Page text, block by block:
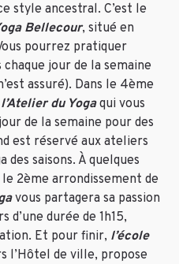
style ancestral. C’est le
Bellecour, situé en
pourrez pratiquer
jour de la semaine
assuré). Dans le 4ème
l’Atelier du Yogaqui vous
de la semaine pour des
est réservé aux ateliers
des saisons. À quelques
2ème arrondissement de
vous partagera sa passion
d’une durée de 1h15,
Et pour finir, l’école
l’Hôtel de ville, propose